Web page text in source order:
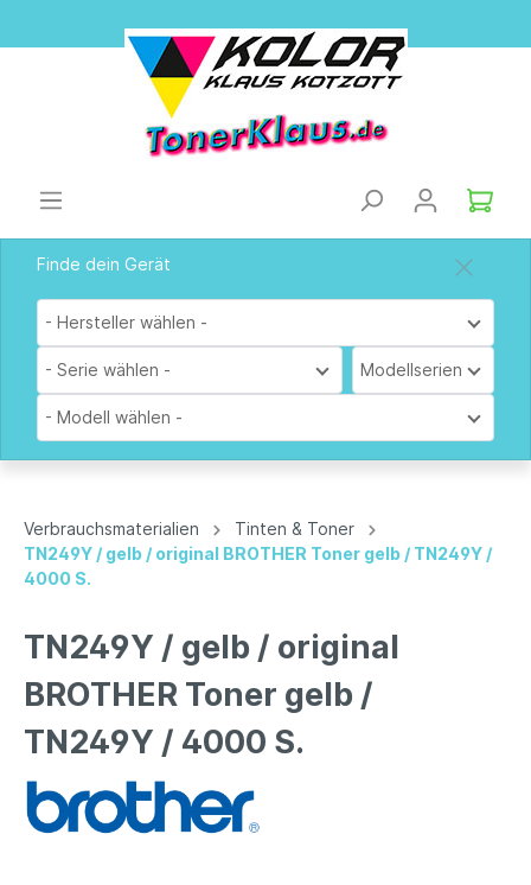
Finde dein Gerät
- Hersteller wählen -
- Serie wählen - Modellserien
- Modell wählen -
Verbrauchsmaterialien
Tinten & Toner
TN249Y / gelb / original BROTHER Toner gelb / TN249Y /
4000 S.
TN249Y / gelb / original
BROTHER Toner gelb /
TN249Y / 4000 S.